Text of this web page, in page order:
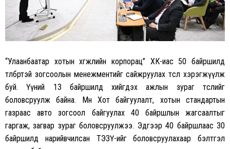
“Улаанбаатар хотын хөгжлийн корпорац” ХК-иас 50 байршилд
төлбөртэй зогсоолын менежментийг сайжруулах төсөл хэрэгжүүлж
буй. Үүний 13 байршилд хийгдэх ажлын зураг төслийг
боловсруулж байна. Мөн Хот байгуулалт, хотын стандартын
газраас авто зогсоол байгуулах 40 байршлын жагсаалтыг
гаргаж, загвар зураг боловсруулжээ. Эдгээр 40 байршлаас 30
байршилд нарийвчилсан ТЭЗҮ-ийгболовсруулахаар бэлтгэл